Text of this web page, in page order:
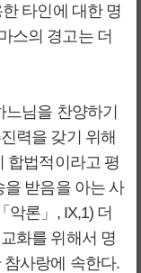
타인에 대한 명
스의 경고는 더
님을 찬양하기
력을 갖기 위해
합법적이라고 평
을 받음을 아는 사
악론」, IX,1) 더
화를 위해서 명
사랑에 속한다.